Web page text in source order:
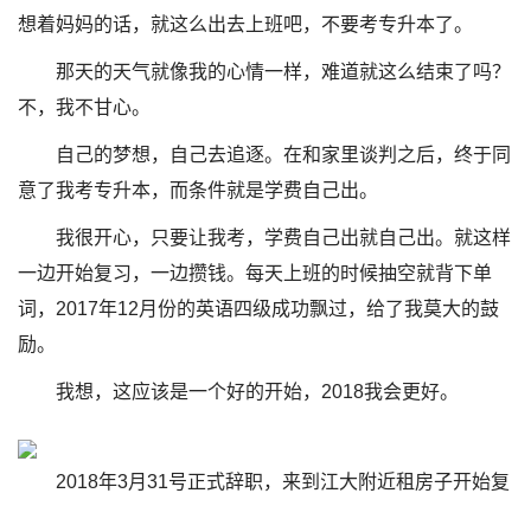
想着妈妈的话，就这么出去上班吧，不要考专升本了。
那天的天气就像我的心情一样，难道就这么结束了吗？
不，我不甘心。
自己的梦想，自己去追逐。在和家里谈判之后，终于同
意了我考专升本，而条件就是学费自己出。
我很开心，只要让我考，学费自己出就自己出。就这样
一边开始复习，一边攒钱。每天上班的时候抽空就背下单
词，2017年12月份的英语四级成功飘过，给了我莫大的鼓
励。
我想，这应该是一个好的开始，2018我会更好。
2018年3月31号正式辞职，来到江大附近租房子开始复